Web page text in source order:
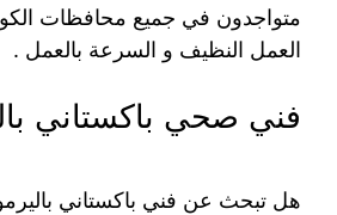
متواجدون في جميع محافظات
العمل النظيف و السرعة بالعمل .
فني صحي باكستاني
هل تبحث عن فني باكستاني